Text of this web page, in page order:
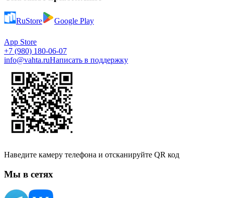
RuStore Google Play
App Store
+7 (980) 180-06-07
info@vahta.ruНаписать в поддержку
Наведите камеру телефона и отсканируйте QR код
Мы в сетях